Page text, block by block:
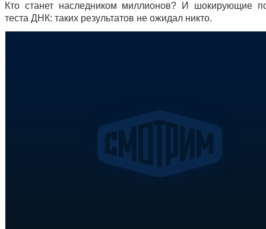
Кто станет наследником миллионов? И шокирующие
теста ДНК: таких результатов не ожидал никто.